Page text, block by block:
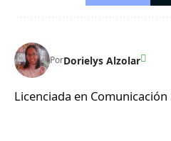
PorDorielys Alzolar
Licenciada en